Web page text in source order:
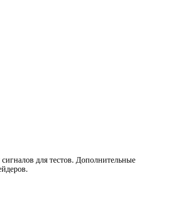
для тестов. Дополнительные